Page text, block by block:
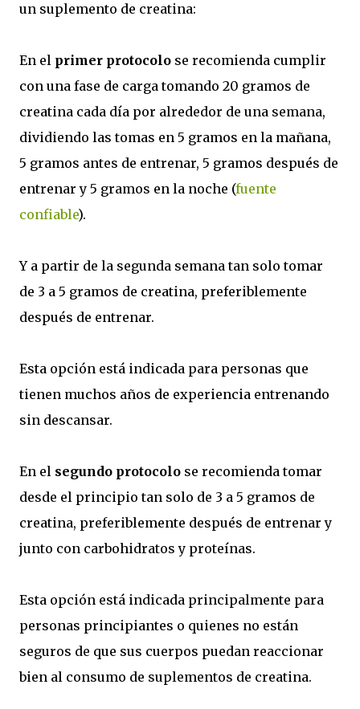
un suplemento de creatina:
En el primer protocolo se recomienda cumplir
con una fase de carga tomando 20 gramos de
creatina cada día por alrededor de una semana,
dividiendo las tomas en 5 gramos en la mañana,
5 gramos antes de entrenar, 5 gramos después de
entrenar y 5 gramos en la noche (fuente
confiable).
Y a partir de la segunda semana tan solo tomar
de 3 a 5 gramos de creatina, preferiblemente
después de entrenar.
Esta opción está indicada para personas que
tienen muchos años de experiencia entrenando
sin descansar.
En el segundo protocolo se recomienda tomar
desde el principio tan solo de 3 a 5 gramos de
creatina, preferiblemente después de entrenar y
junto con carbohidratos y proteínas.
Esta opción está indicada principalmente para
personas principiantes o quienes no están
seguros de que sus cuerpos puedan reaccionar
bien al consumo de suplementos de creatina.